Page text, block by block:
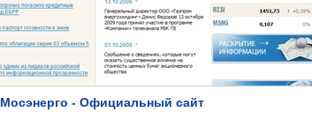
Мосэнерго - Официальный сайт